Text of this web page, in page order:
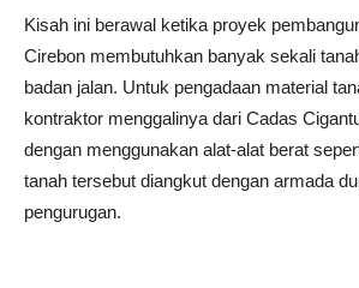
Kisah ini berawal ketika proyek
Cirebon membutuhkan banyak sekali
badan jalan. Untuk pengadaan material
kontraktor menggalinya dari Cadas
dengan menggunakan alat-alat berat
tanah tersebut diangkut dengan armada
pengurugan.